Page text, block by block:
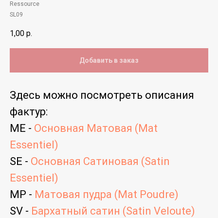
Ressource
SL09
1,00 р.
Добавить в заказ
Здесь можно посмотреть описания
фактур:
ME - Основная Матовая (Mat
Essentiel)
SE - Основная Сатиновая (Satin
Essentiel)
MP - Матовая пудра (Mat Poudre)
SV - Бархатный сатин (Satin Veloute)